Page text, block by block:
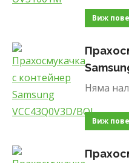
Виж
Няма
Виж